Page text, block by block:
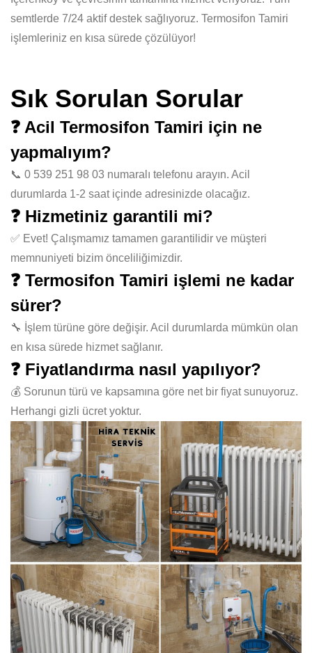
semtlerde 7/24 aktif destek sağlıyoruz. Termosifon Tamiri
işlemleriniz en kısa sürede çözülüyor!
Sık Sorulan Sorular
❓ Acil Termosifon Tamiri için ne
yapmalıyım?
📞 0 539 251 98 03 numaralı telefonu arayın. Acil
durumlarda 1-2 saat içinde adresinizde olacağız.
❓ Hizmetiniz garantili mi?
✅ Evet! Çalışmamız tamamen garantilidir ve müşteri
memnuniyeti bizim önceliliğimizdir.
❓ Termosifon Tamiri işlemi ne kadar
sürer?
🔧 İşlem türüne göre değişir. Acil durumlarda mümkün olan
en kısa sürede hizmet sağlanır.
❓ Fiyatlandırma nasıl yapılıyor?
💰 Sorunun türü ve kapsamına göre net bir fiyat sunuyoruz.
Herhangi gizli ücret yoktur.